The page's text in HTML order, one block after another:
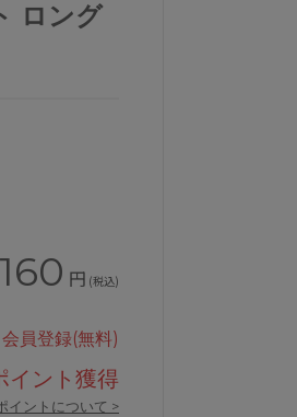
ス丈 ワコールおなかフラットパンツショ
ロング
円 (税込)
会員登録(無料)
イント獲得
イントについて >